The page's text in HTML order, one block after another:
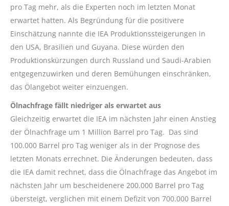
pro Tag mehr, als die Experten noch im letzten Monat
erwartet hatten. Als Begründung für die positivere
Einschätzung nannte die IEA Produktionssteigerungen in
den USA, Brasilien und Guyana. Diese würden den
Produktionskürzungen durch Russland und Saudi-Arabien
entgegenzuwirken und deren Bemühungen einschränken,
das Ölangebot weiter einzuengen.
Ölnachfrage fällt niedriger als erwartet aus
Gleichzeitig erwartet die IEA im nächsten Jahr einen Anstieg
der Ölnachfrage um 1 Million Barrel pro Tag. Das sind
100.000 Barrel pro Tag weniger als in der Prognose des
letzten Monats errechnet. Die Änderungen bedeuten, dass
die IEA damit rechnet, dass die Ölnachfrage das Angebot im
nächsten Jahr um bescheidenere 200.000 Barrel pro Tag
übersteigt, verglichen mit einem Defizit von 700.000 Barrel